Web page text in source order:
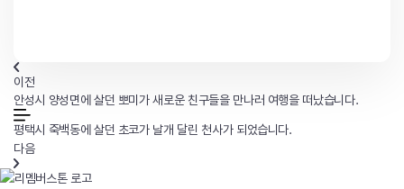
이전
안성시 양성면에 살던 뽀미가 새로운 친구들을 만나러 여행을 떠났습니다.
평택시 죽백동에 살던 초코가 날개 달린 천사가 되었습니다.
다음